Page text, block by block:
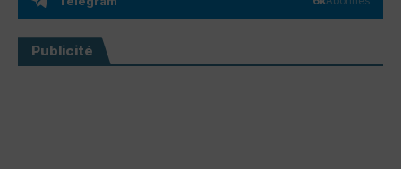
Publicité